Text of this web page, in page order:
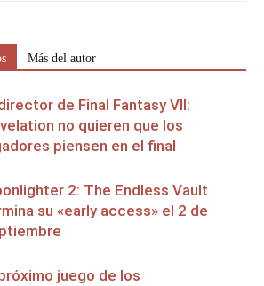
Más del autor
de Final Fantasy VII:
no quieren que los
piensen en el final
2: The Endless Vault
su «early access» el 2 de
juego de los